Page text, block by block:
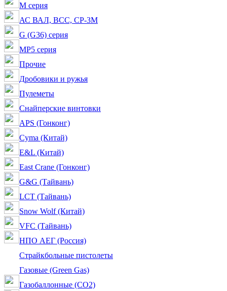
M серия
АС ВАЛ, ВСС, СР-3М
G (G36) серия
MP5 серия
Прочие
Дробовики и ружья
Пулеметы
Снайперские винтовки
APS (Гонконг)
Cyma (Китай)
E&L (Китай)
East Crane (Гонконг)
G&G (Тайвань)
LCT (Тайвань)
Snow Wolf (Китай)
VFC (Тайвань)
НПО АЕГ (Россия)
Страйкбольные пистолеты
Газовые (Green Gas)
Газобаллонные (CO2)